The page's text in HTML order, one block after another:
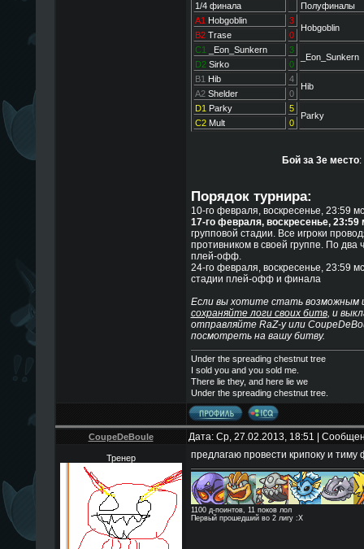
1/4 финала
Полуфиналы
A1 Hobgoblin 3
Hobgoblin
B2Trase
0
C1
_Eon_Sunkern 3
_Eon_Sunkern
D2Sirko
0
B1 Hib 4
Hib
A2Shelder
0
D1 Parky 5
Parky
C2Mult 0
Бой за 3е место:
Порядок турнира:
10-го февраля, воскресенье, 23:59
17-го февраля, воскресенье, 23:59
групповой стадии. Все игроки
противником в своей группе. По два
плей-офф.
24-го февраля, воскресенье, 23:59
стадии плей-офф и финала
Если вы хотите стать возможным
сохраняйте логи своих битв, и
отправляйте RaZ-у или
посмотреть на вашу битву.
Under the spreading chestnut tree
I sold you and you sold me.
There lie they, and here lie we
Under the spreading chestnut tree.
CoupeDeBoule Дата: Ср, 27.02.2013, 18:51 |
Тренер предлагаю провести крипоку и тиму
1100 д-поинтов, 11 поков лол
Первый прошедший во 2 лигу :Х